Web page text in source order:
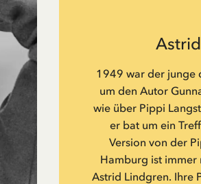
1949 war der junge
um den Autor
wie über Pippi
er bat um ein
Version von der
Hamburg ist immer
Astrid Lindgren. Ihre